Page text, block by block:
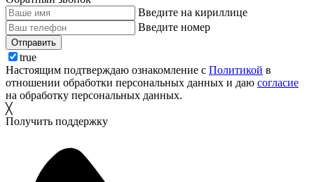
Введите на кириллице
Введите номер
Отправить
true
Настоящим подтверждаю ознакомление с Политикой в
отношении обработки персональных данных и даю согласие
на обработку персональных данных.
╳
Получить поддержку